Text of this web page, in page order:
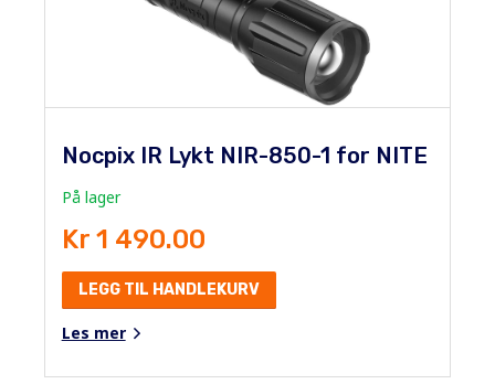
Nocpix IR Lykt NIR-850-1 for NITE
På lager
Kr 1 490.00
LEGG TIL HANDLEKURV
Les mer